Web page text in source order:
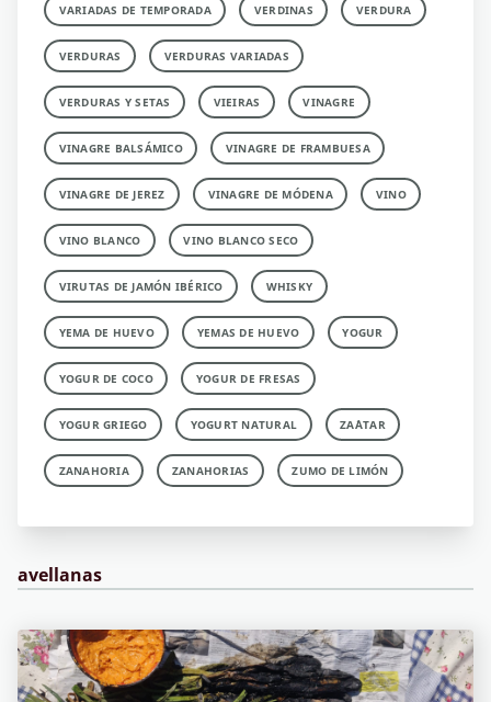
VARIADAS DE TEMPORADA VERDINAS VERDURA
VERDURAS VERDURAS VARIADAS
VERDURAS Y SETAS VIEIRAS VINAGRE
VINAGRE BALSÁMICO VINAGRE DE FRAMBUESA
VINAGRE DE JEREZ VINAGRE DE MÓDENA VINO
VINO BLANCO VINO BLANCO SECO
VIRUTAS DE JAMÓN IBÉRICO WHISKY
YEMA DE HUEVO YEMAS DE HUEVO YOGUR
YOGUR DE COCO YOGUR DE FRESAS
YOGUR GRIEGO YOGURT NATURAL ZA´ATAR
ZANAHORIA ZANAHORIAS ZUMO DE LIMÓN
avellanas